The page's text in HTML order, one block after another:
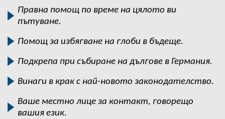
Правна помощ по време на цялото ви
пътуване.
Помощ за избягване на глоби в бъдеще.
Подкрепа при събиране на дългове в Германия.
Винаги в крак с най-новото законодателство.
Ваше местно лице за контакт, говорещо
вашия език.